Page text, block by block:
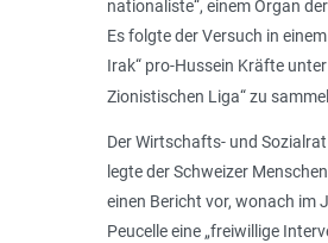
nationaliste“, einem Organ
Es folgte der Versuch in
Irak“ pro-Hussein Kräfte
Zionistischen Liga“ zu
Der Wirtschafts- und
legte der Schweizer
einen Bericht vor, wonach im
Peucelle eine „freiwillige